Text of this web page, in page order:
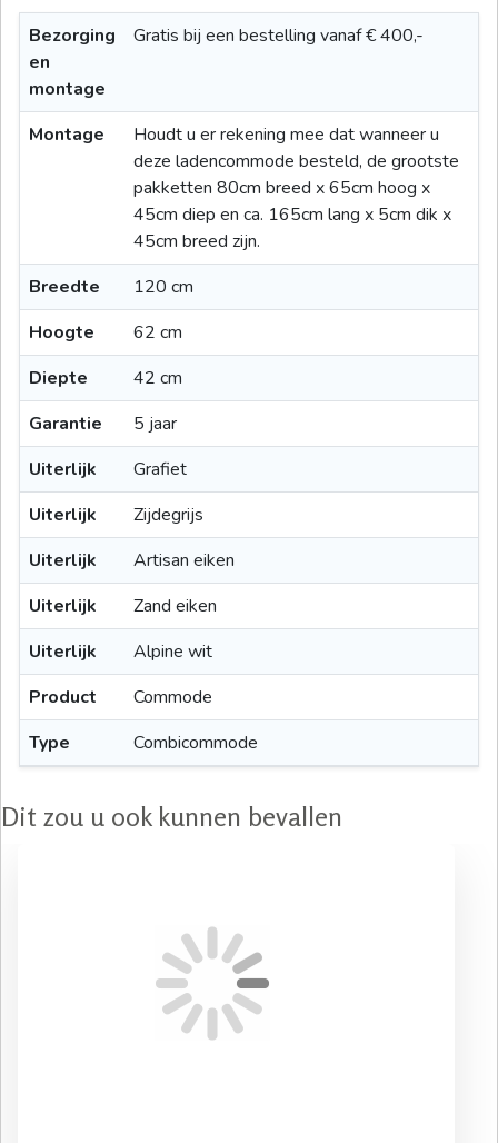
Bezorging
en
montage
Gratis bij een bestelling vanaf € 400,-
Montage
Houdt u er rekening mee dat wanneer u
deze ladencommode besteld, de grootste
pakketten 80cm breed x 65cm hoog x
45cm diep en ca. 165cm lang x 5cm dik x
45cm breed zijn.
Breedte
120 cm
Hoogte
62 cm
Diepte
42 cm
Garantie
5 jaar
Uiterlijk
Grafiet
Uiterlijk
Zijdegrijs
Uiterlijk
Artisan eiken
Uiterlijk
Zand eiken
Uiterlijk
Alpine wit
Product
Commode
Type
Combicommode
Dit zou u ook kunnen bevallen